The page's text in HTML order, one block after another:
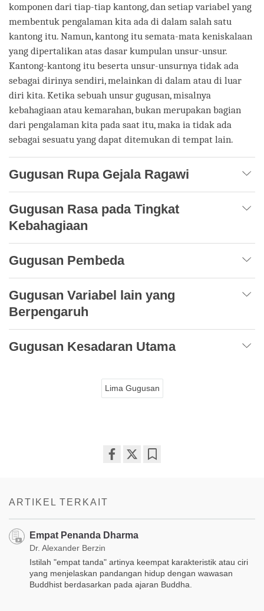
komponen dari tiap-tiap kantong, dan setiap variabel yang
membentuk pengalaman kita ada di dalam salah satu
kantong itu. Namun, kantong itu semata-mata keniskalaan
yang dipertalikan atas dasar kumpulan unsur-unsur.
Kantong-kantong itu beserta unsur-unsurnya tidak ada
sebagai dirinya sendiri, melainkan di dalam atau di luar
diri kita. Ketika sebuah unsur gugusan, misalnya
kebahagiaan atau kemarahan, bukan merupakan bagian
dari pengalaman kita pada saat itu, maka ia tidak ada
sebagai sesuatu yang dapat ditemukan di tempat lain.
Gugusan Rupa Gejala Ragawi
Gugusan Rasa pada Tingkat
Kebahagiaan
Gugusan Pembeda
Gugusan Variabel lain yang
Berpengaruh
Gugusan Kesadaran Utama
Lima Gugusan
ARTIKEL TERKAIT
Empat Penanda Dharma
Dr. Alexander Berzin
Istilah "empat tanda" artinya keempat karakteristik atau ciri
yang menjelaskan pandangan hidup dengan wawasan
Buddhist berdasarkan pada ajaran Buddha.